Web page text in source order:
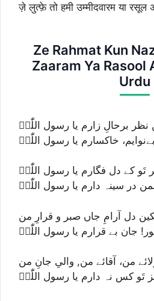
ज़े लुत्फ़े तो हमी उम्मीदवारम या रसूल
Ze Rahmat Kun
Zaaram Ya Rasool
Urdu
برحالِ زارم یا رسول اللّٰہؐ
خاکسارم یا رسول اللّٰہؐ
تَو کے دل فگارم یا رسول اللّٰہؐ
در سینہ دارم یا رسول اللّٰہؐ
دل آرامِ جاں صبر و قرارِ من
جان بے قرارم یا رسول اللّٰہؐ
من، آقائے من, والیِ جانِ من
تَو کس نہ دارم یا رسول اللّٰہؐ